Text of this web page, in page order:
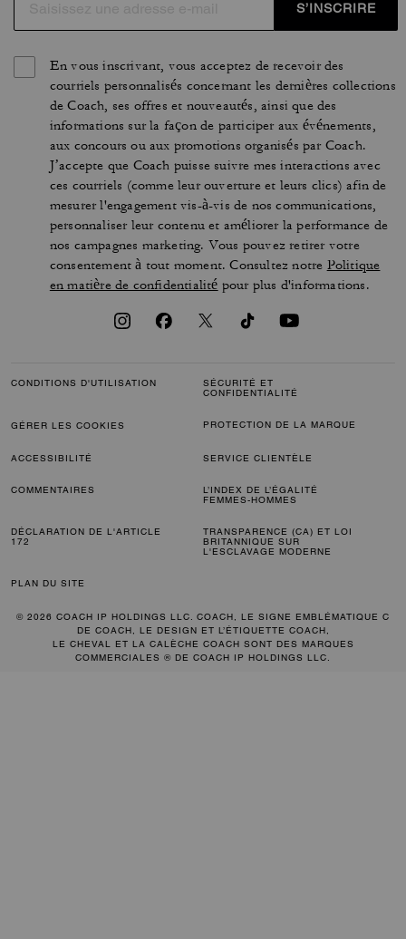
S’INSCRIRE
En vous inscrivant, vous acceptez de recevoir des
courriels personnalisés concernant les dernières collections
de Coach, ses offres et nouveautés, ainsi que des
informations sur la façon de participer aux événements,
aux concours ou aux promotions organisés par Coach.
J’accepte que Coach puisse suivre mes interactions avec
ces courriels (comme leur ouverture et leurs clics) afin de
mesurer l'engagement vis-à-vis de nos communications,
personnaliser leur contenu et améliorer la performance de
nos campagnes marketing. Vous pouvez retirer votre
consentement à tout moment. Consultez notre Politique
en matière de confidentialité pour plus d'informations.
CONDITIONS D'UTILISATION
SÉCURITÉ ET
CONFIDENTIALITÉ
GÉRER LES COOKIES PROTECTION DE LA MARQUE
ACCESSIBILITÉ SERVICE CLIENTÈLE
COMMENTAIRES
L’INDEX DE L’ÉGALITÉ
FEMMES-HOMMES
DÉCLARATION DE L'ARTICLE
172
TRANSPARENCE (CA) ET LOI
BRITANNIQUE SUR
L'ESCLAVAGE MODERNE
PLAN DU SITE
© 2026 COACH IP HOLDINGS LLC. COACH, LE SIGNE EMBLÉMATIQUE C
DE COACH, LE DESIGN ET L’ÉTIQUETTE COACH,
LE CHEVAL ET LA CALÈCHE COACH SONT DES MARQUES
COMMERCIALES ® DE COACH IP HOLDINGS LLC.